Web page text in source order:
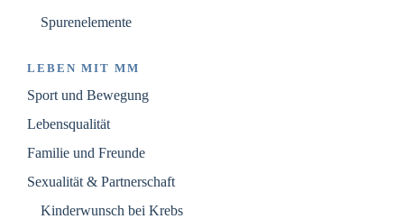
Spurenelemente
LEBEN MIT MM
Sport und Bewegung
Lebensqualität
Familie und Freunde
Sexualität & Partnerschaft
Kinderwunsch bei Krebs